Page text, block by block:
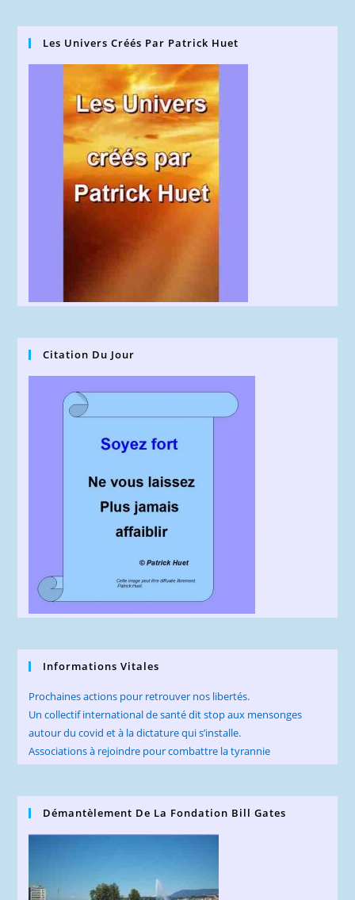
Les Univers Créés Par Patrick Huet
Citation Du Jour
Informations Vitales
Prochaines actions pour retrouver nos libertés.
Un collectif international de santé dit stop aux mensonges
autour du covid et à la dictature qui s’installe.
Associations à rejoindre pour combattre la tyrannie
Démantèlement De La Fondation Bill Gates